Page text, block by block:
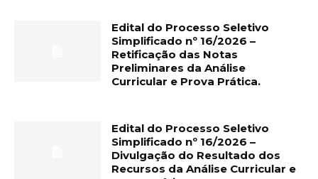
Edital do Processo Seletivo
Simplificado nº 16/2026 –
Retificação das Notas
Preliminares da Análise
Curricular e Prova Prática.
Edital do Processo Seletivo
Simplificado nº 16/2026 –
Divulgação do Resultado dos
Recursos da Análise Curricular e